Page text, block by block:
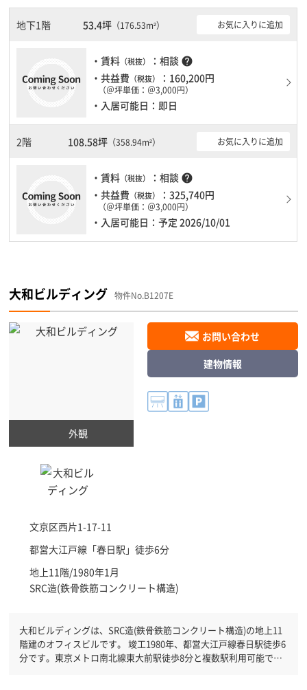
おりますので、耐震性がしっかりとしています。駐車場もあります
ので、車を利用されるお客様には使いやすいです。１フロア１００
坪以上ある大型ビルです。
地下1階 53.4坪 （176.53m²） お気に入りに追加
・賃料 （税抜） ：相談 help
・共益費 （税抜） ：160,200円
（＠坪単価：＠3,000円）
・入居可能日：即日
2階 108.58坪 （358.94m²） お気に入りに追加
・賃料 （税抜） ：相談 help
・共益費 （税抜） ：325,740円
（＠坪単価：＠3,000円）
・入居可能日：予定 2026/10/01
大和ビルディング 物件No.B1207E
外観
文京区西片1-17-11
都営大江戸線「春日駅 」徒歩6分
地上11階/1980年1月
SRC造(鉄骨鉄筋コンクリート構造)
お問い合わせ
建物情報
大和ビルディングは、SRC造(鉄骨鉄筋コンクリート構造)の地上11
階建のオフィスビルです。 竣工1980年、都営大江戸線春日駅徒歩6
分です。東京メトロ南北線東大前駅徒歩8分と複数駅利用可能で